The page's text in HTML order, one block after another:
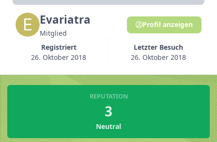
Evariatra
Mitglied
Registriert
26. Oktober 2018
Letzter Besuch
26. Oktober 2018
Profil anzeigen
REPUTATION
3
Neutral